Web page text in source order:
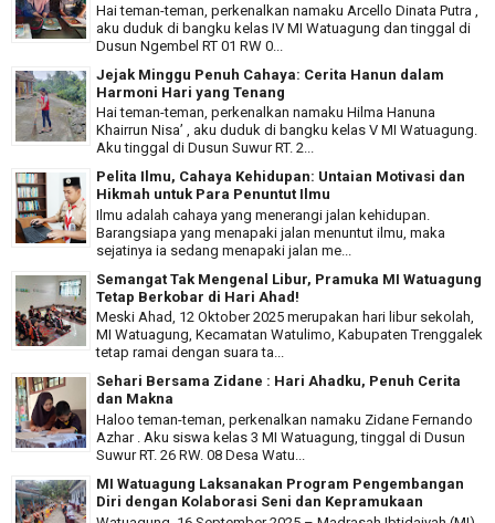
Hai teman-teman, perkenalkan namaku Arcello Dinata Putra ,
aku duduk di bangku kelas IV MI Watuagung dan tinggal di
Dusun Ngembel RT 01 RW 0...
Jejak Minggu Penuh Cahaya: Cerita Hanun dalam
Harmoni Hari yang Tenang
Hai teman-teman, perkenalkan namaku Hilma Hanuna
Khairrun Nisa’ , aku duduk di bangku kelas V MI Watuagung.
Aku tinggal di Dusun Suwur RT. 2...
Pelita Ilmu, Cahaya Kehidupan: Untaian Motivasi dan
Hikmah untuk Para Penuntut Ilmu
Ilmu adalah cahaya yang menerangi jalan kehidupan.
Barangsiapa yang menapaki jalan menuntut ilmu, maka
sejatinya ia sedang menapaki jalan me...
Semangat Tak Mengenal Libur, Pramuka MI Watuagung
Tetap Berkobar di Hari Ahad!
Meski Ahad, 12 Oktober 2025 merupakan hari libur sekolah,
MI Watuagung, Kecamatan Watulimo, Kabupaten Trenggalek
tetap ramai dengan suara ta...
Sehari Bersama Zidane : Hari Ahadku, Penuh Cerita
dan Makna
Haloo teman-teman, perkenalkan namaku Zidane Fernando
Azhar . Aku siswa kelas 3 MI Watuagung, tinggal di Dusun
Suwur RT. 26 RW. 08 Desa Watu...
MI Watuagung Laksanakan Program Pengembangan
Diri dengan Kolaborasi Seni dan Kepramukaan